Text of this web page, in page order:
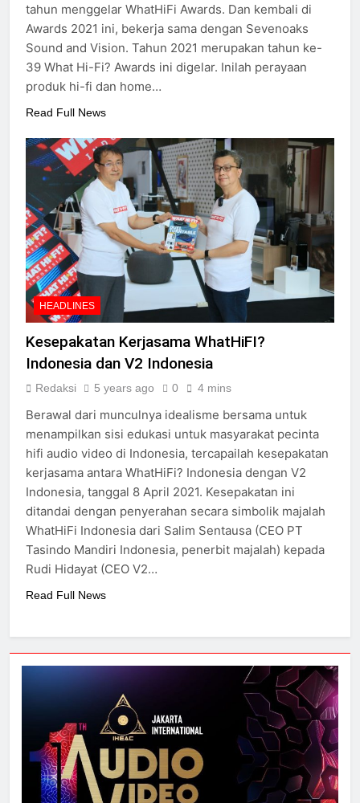
tahun menggelar WhatHiFi Awards. Dan kembali di
Awards 2021 ini, bekerja sama dengan Sevenoaks
Sound and Vision. Tahun 2021 merupakan tahun ke-
39 What Hi-Fi? Awards ini digelar. Inilah perayaan
produk hi-fi dan home…
Read Full News
HEADLINES
Kesepakatan Kerjasama WhatHiFI?
Indonesia dan V2 Indonesia
Redaksi 5 years ago 0 4 mins
Berawal dari munculnya idealisme bersama untuk
menampilkan sisi edukasi untuk masyarakat pecinta
hifi audio video di Indonesia, tercapailah kesepakatan
kerjasama antara WhatHiFi? Indonesia dengan V2
Indonesia, tanggal 8 April 2021. Kesepakatan ini
ditandai dengan penyerahan secara simbolik majalah
WhatHiFi Indonesia dari Salim Sentausa (CEO PT
Tasindo Mandiri Indonesia, penerbit majalah) kepada
Rudi Hidayat (CEO V2…
Read Full News